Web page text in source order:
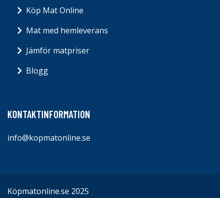
Köp Mat Online
Mat med hemleverans
Jämför matpriser
Blogg
KONTAKTINFORMATION
info@kopmatonline.se
Köpmatonline.se 2025